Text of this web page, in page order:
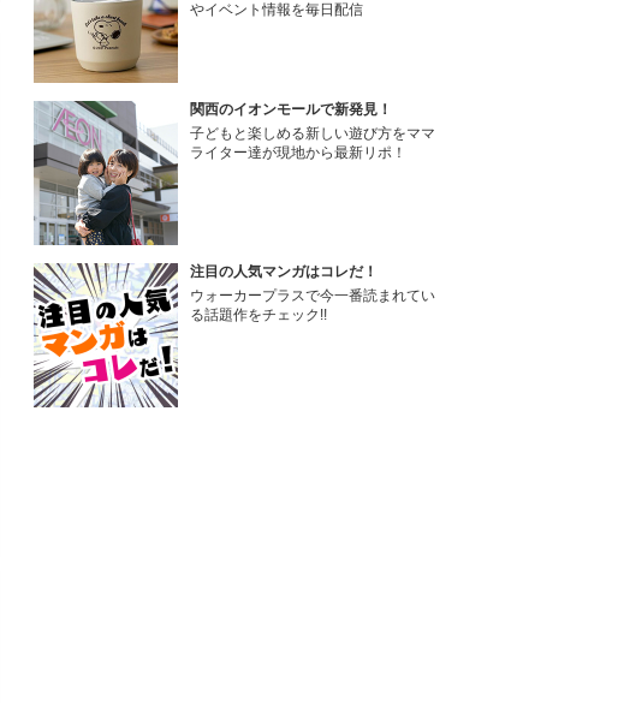
やイベント情報を毎日配信
関西のイオンモールで新発見！
子どもと楽しめる新しい遊び方をママ
ライター達が現地から最新リポ！
注目の人気マンガはコレだ！
ウォーカープラスで今一番読まれてい
る話題作をチェック!!